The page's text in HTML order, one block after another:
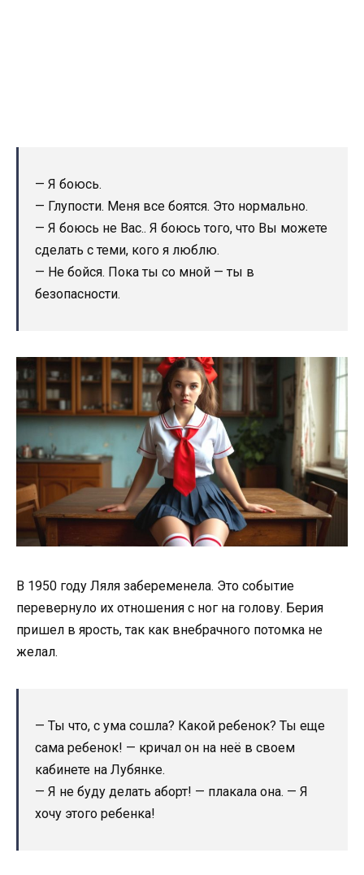
— Я боюсь.
— Глупости. Меня все боятся. Это нормально.
— Я боюсь не Вас.. Я боюсь того, что Вы можете
сделать с теми, кого я люблю.
— Не бойся. Пока ты со мной — ты в
безопасности.
В 1950 году Ляля забеременела. Это событие
перевернуло их отношения с ног на голову. Берия
пришел в ярость, так как внебрачного потомка не
желал.
— Ты что, с ума сошла? Какой ребенок? Ты еще
сама ребенок! — кричал он на неё в своем
кабинете на Лубянке.
— Я не буду делать аборт! — плакала она. — Я
хочу этого ребенка!